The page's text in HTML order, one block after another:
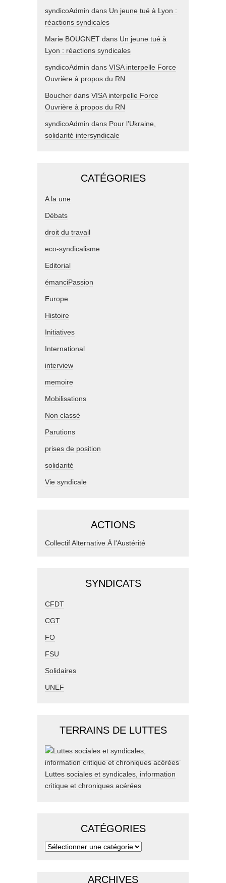
syndicoAdmin dans Un jeune tué à Lyon :
réactions syndicales
Marie BOUGNET dans Un jeune tué à
Lyon : réactions syndicales
syndicoAdmin dans VISA interpelle Force
Ouvrière à propos du RN
Boucher dans VISA interpelle Force
Ouvrière à propos du RN
syndicoAdmin dans Pour l’Ukraine,
solidarité intersyndicale
CATÉGORIES
A la une
Débats
droit du travail
eco-syndicalisme
Editorial
émanciPassion
Europe
Histoire
Initiatives
International
interview
memoire
Mobilisations
Non classé
Parutions
prises de position
solidarité
Vie syndicale
ACTIONS
Collectif Alternative À l'Austérité
SYNDICATS
CFDT
CGT
FO
FSU
Solidaires
UNEF
TERRAINS DE LUTTES
Luttes sociales et syndicales, information
critique et chroniques acérées
CATÉGORIES
ARCHIVES